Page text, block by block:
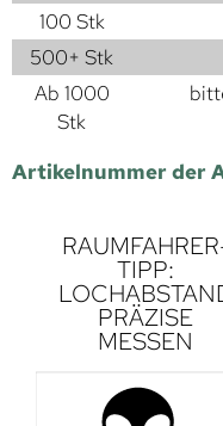
100 Stk
500+ Stk
Ab 1000
Stk
Artikelnummer der
TIPP:
PRÄZISE
MESSEN